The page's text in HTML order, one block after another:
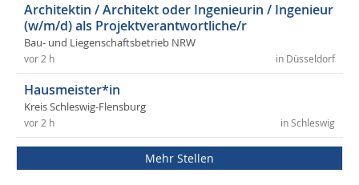
Architektin / Architekt oder Ingenieurin / Ingenieur
(w/m/d) als Projektverantwortliche/r
Bau- und Liegenschaftsbetrieb NRW
in Düsseldorf
vor 2 h
Hausmeister*in
Kreis Schleswig-Flensburg
in Schleswig
vor 2 h
Mehr Stellen